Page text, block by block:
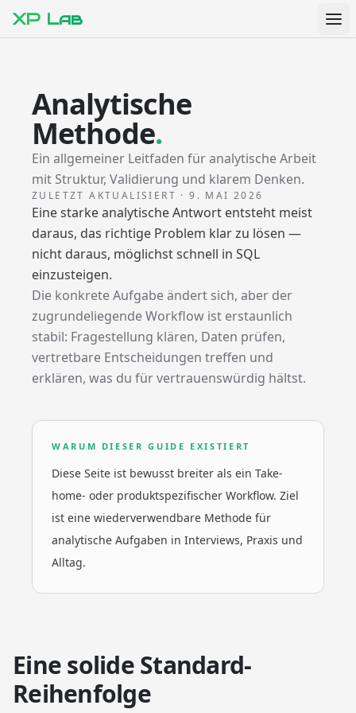
XP Lab
Analytische
Methode.
Ein allgemeiner Leitfaden für analytische Arbeit
mit Struktur, Validierung und klarem Denken.
ZULETZT AKTUALISIERT ·9. MAI 2026
Eine starke analytische Antwort entsteht meist
daraus, das richtige Problem klar zu lösen —
nicht daraus, möglichst schnell in SQL
einzusteigen.
Die konkrete Aufgabe ändert sich, aber der
zugrundeliegende Workflow ist erstaunlich
stabil: Fragestellung klären, Daten prüfen,
vertretbare Entscheidungen treffen und
erklären, was du für vertrauenswürdig hältst.
WARUM DIESER GUIDE EXISTIERT
Diese Seite ist bewusst breiter als ein Take-
home- oder produktspezifischer Workflow. Ziel
ist eine wiederverwendbare Methode für
analytische Aufgaben in Interviews, Praxis und
Alltag.
Eine solide Standard-
Reihenfolge